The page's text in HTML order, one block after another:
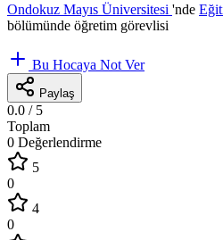
Ondokuz Mayıs Üniversitesi 'nde
bölümünde öğretim görevlisi
Bu Hocaya Not Ver
Paylaş
0.0 / 5
Toplam
0 Değerlendirme
5
0
4
0